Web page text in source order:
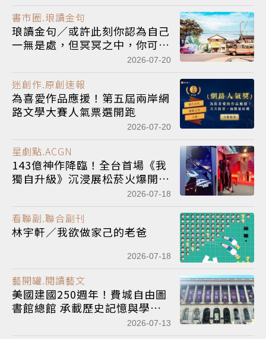
書市圈.琅讀金句
琅讀金句／或許此刻你認為自己
一無是處，但冥冥之中，你可能
就會成為某個人或某件事的重要
2026-07-20
迷創作.原創速報
為喜愛作品應援！第五屆兩岸網
路文學大賽人氣票選開跑
2026-07-20
星劇點.ACGN
143億神作降臨！全台首場《我
獨自升級》沉浸展松菸火爆開展
中，商售區平日免費、限定周邊
2026-07-18
看聯副.聯合副刊
林宇軒／我欲做家己的老爸
2026-07-18
藝開罐.閱讀藝文
美國建國250週年！費城自由圖
書館總館 承載歷史記憶與學習
2026-07-13